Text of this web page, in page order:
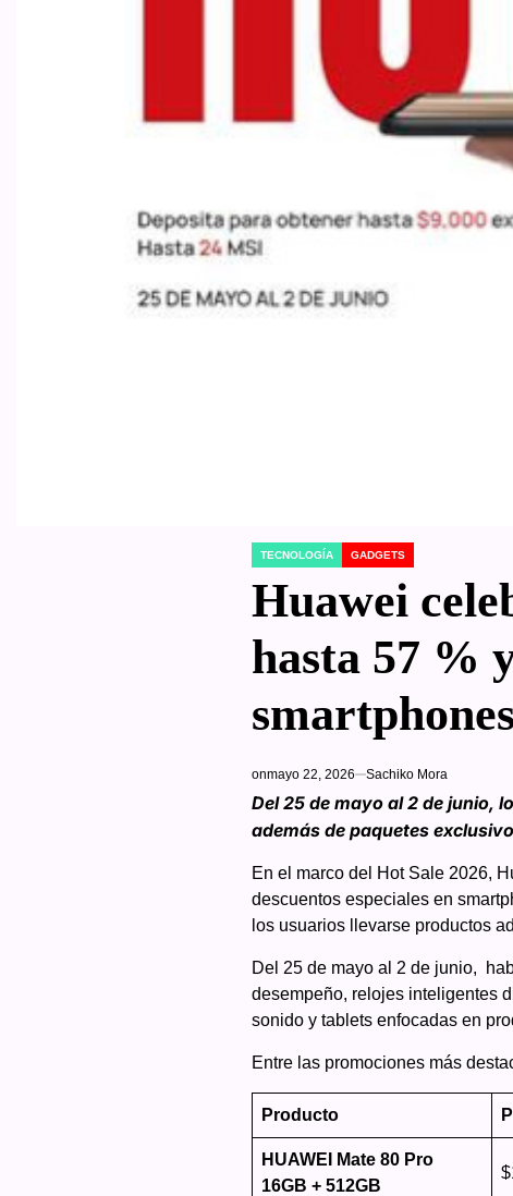
POSTED
TECNOLOGÍA GADGETS
Huawei
hasta 57 %
onmayo 22, 2026 Sachiko Mora
Del 25 de mayo al 2 de junio,
además de paquetes
En el marco del Hot Sale 2026,
descuentos especiales en
los usuarios llevarse productos
Del 25 de mayo al 2 de junio,
desempeño, relojes inteligentes
sonido y tablets enfocadas en
Entre las promociones más
Producto
HUAWEI Mate 80 Pro
16GB + 512GB